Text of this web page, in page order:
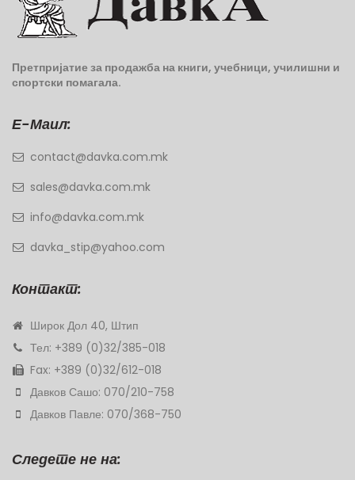
Претпријатие за продажба на книги, учебници, училишни и
спортски помагала.
Е-Маил:
contact@davka.com.mk
sales@davka.com.mk
info@davka.com.mk
davka_stip@yahoo.com
Контакт:
Широк Дол 40, Штип
Тел: +389 (0)32/385-018
Fax: +389 (0)32/612-018
Давков Сашо: 070/210-758
Давков Павле: 070/368-750
Следете не на: